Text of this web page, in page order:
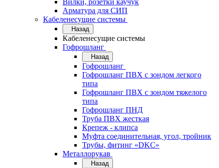
Вилки, розетки каучук
Арматура для СИП
Кабеленесущие системы
Назад
Кабеленесущие системы
Гофрошланг
Назад
Гофрошланг
Гофрошланг ПВХ с зондом легкого
типа
Гофрошланг ПВХ с зондом тяжелого
типа
Гофрошланг ПНД
Труба ПВХ жесткая
Крепеж - клипса
Муфта соединительная, угол, тройник
Трубы, фитинг «DKC»
Металлорукав
Назад